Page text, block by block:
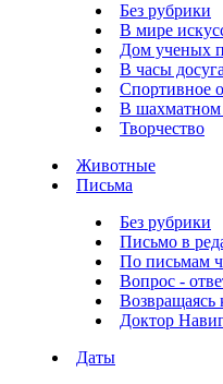
Без рубрики
В мире
Дом ученых
В часы досуга
Спортивное
В
Творчество
Животные
Письма
Без рубрики
Письмо в
По письмам
Вопрос -
Возвращаясь
Доктор
Даты